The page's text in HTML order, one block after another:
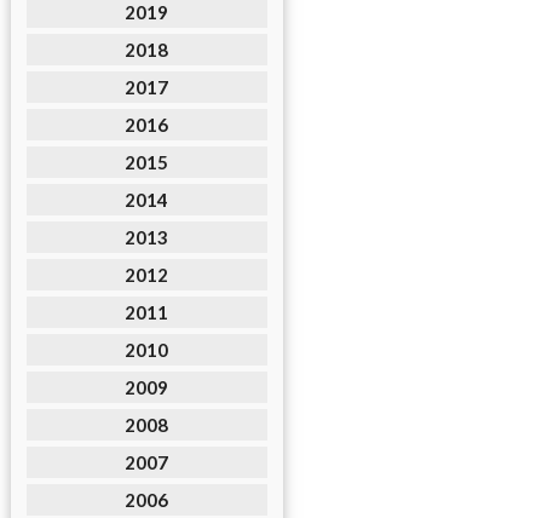
2019
2018
2017
2016
2015
2014
2013
2012
2011
2010
2009
2008
2007
2006